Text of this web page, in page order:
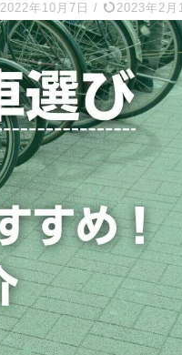
2022年10月7日 / 2023年2月